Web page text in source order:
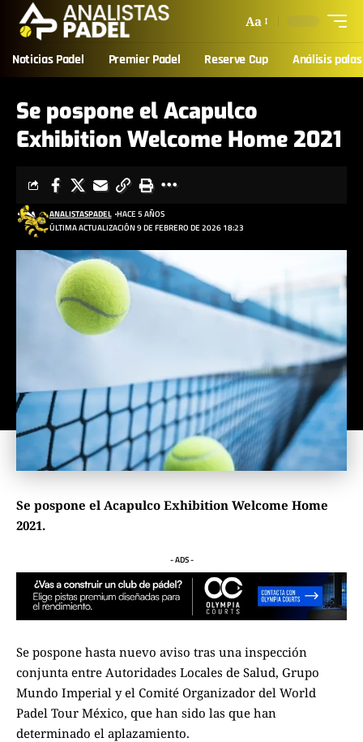
Aa
Noticias Padel Premier Padel Reserve Cup Análisis palas
Se pospone el Acapulco
Exhibition Welcome Home 2021
ÚLTIMA ACTUALIZACIÓN 9 DE FEBRERO DE 2026 18:23
ANALISTASPADEL HACE 5 AÑOS
Se pospone el Acapulco Exhibition Welcome Home
2021.
- ADS -
Se pospone hasta nuevo aviso tras una inspección
conjunta entre Autoridades Locales de Salud, Grupo
Mundo Imperial y el Comité Organizador del World
Padel Tour México, que han sido las que han
determinado el aplazamiento.